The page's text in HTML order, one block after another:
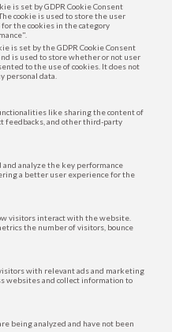
is set by GDPR Cookie Consent
cookie is used to store the user
for the cookies in the category
is set by the GDPR Cookie Consent
is used to store whether or not user
to the use of cookies. It does not
personal data.
like sharing the content of
feedbacks, and other third-party
and analyze the key performance
a better user experience for the
visitors interact with the website.
the number of visitors, bounce
with relevant ads and marketing
websites and collect information to
being analyzed and have not been